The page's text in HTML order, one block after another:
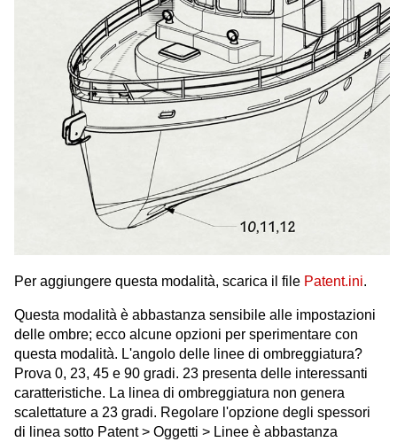
Per aggiungere questa modalità, scarica il file Patent.ini.
Questa modalità è abbastanza sensibile alle impostazioni
delle ombre; ecco alcune opzioni per sperimentare con
questa modalità. L'angolo delle linee di ombreggiatura?
Prova 0, 23, 45 e 90 gradi. 23 presenta delle interessanti
caratteristiche. La linea di ombreggiatura non genera
scalettature a 23 gradi. Regolare l'opzione degli spessori
di linea sotto Patent > Oggetti > Linee è abbastanza